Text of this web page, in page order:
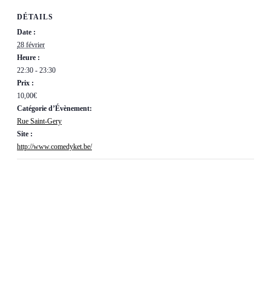
DÉTAILS
Date :
28 février
Heure :
22:30 - 23:30
Prix :
10,00€
Catégorie d’Évènement:
Rue Saint-Gery
Site :
http://www.comedyket.be/